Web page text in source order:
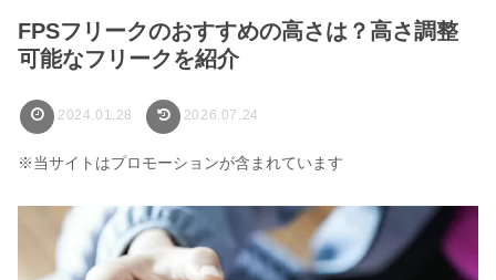
FPSフリークのおすすめの高さは？高さ調整
可能なフリークを紹介
2024.01.28 2026.07.24
※当サイトはプロモーションが含まれています